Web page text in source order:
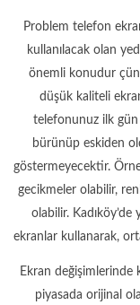
Problem telefon
kullanılacak olan
önemli konudur
düşük kaliteli
telefonunuz ilk gün
bürünüp eskiden
göstermeyecektir.
gecikmeler olabilir,
olabilir.
ekranlar kullanarak,
Ekran değişimlerinde
piyasada orijinal